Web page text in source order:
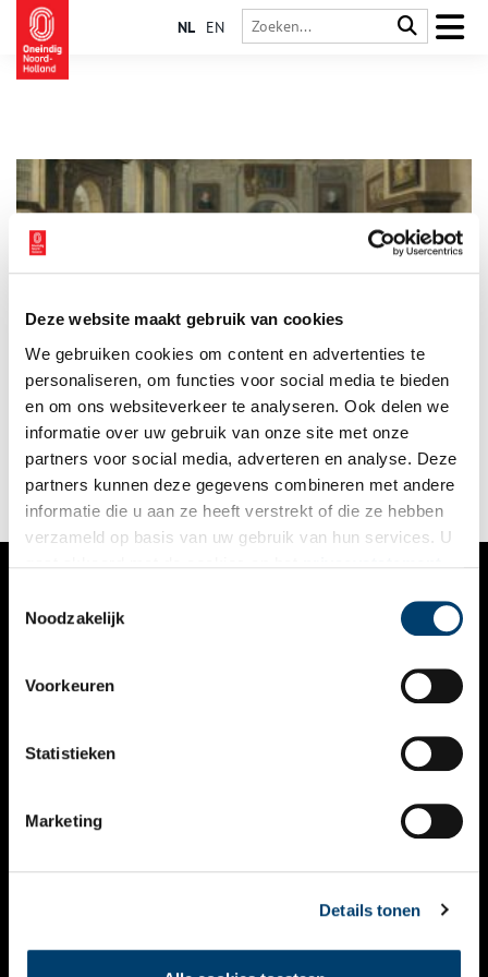
Deze website maakt gebruik van cookies
We gebruiken cookies om content en advertenties te
personaliseren, om functies voor social media te bieden
en om ons websiteverkeer te analyseren. Ook delen we
informatie over uw gebruik van onze site met onze
partners voor social media, adverteren en analyse. Deze
partners kunnen deze gegevens combineren met andere
informatie die u aan ze heeft verstrekt of die ze hebben
verzameld op basis van uw gebruik van hun services. U
Noodzakelijk
Voorkeuren
Statistieken
Marketing
Details tonen
NL EN
Bijna niemand kent nog de klopjes van Haarlem. De zestiende-
eeuwse kloppengemeenschap en hun schuilkerk Sint-
Bernardus bestaat al lang niet meer. Toch waren deze
ongehuwde katholieke vrouwen in heel Nederland bekend
vanwege hun prachtige borduurwerk op kerkelijke gewaden
en ander kerkelijk textiel. Stille getuigen van de vele
geduldige handen, die bidden door te borduren.
VERHALEN
KALENDER
THEMA’S
VIDEO’S
CONTACT